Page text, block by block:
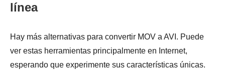
línea
Hay más alternativas para convertir MOV a AVI. Puede
ver estas herramientas principalmente en Internet,
esperando que experimente sus características únicas.